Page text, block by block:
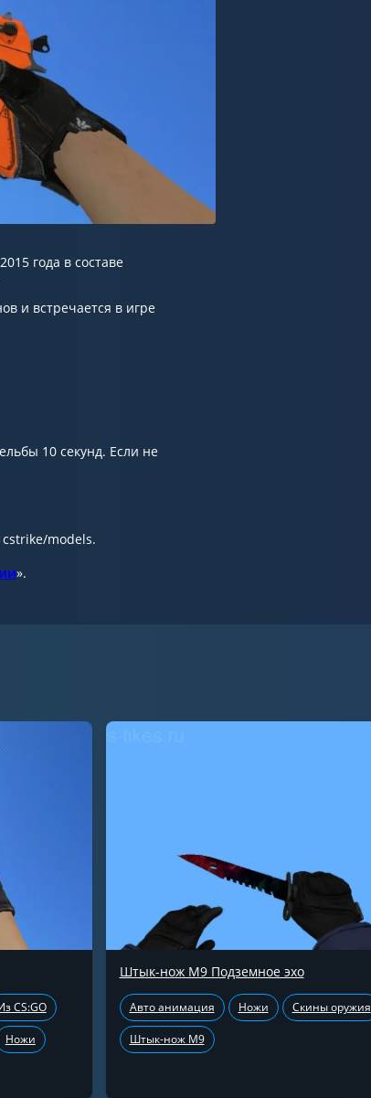
года в составе
и встречается в игре
10 секунд. Если не
models.
».
CS:GO
Ножи
Штык-нож М9 Подземное эхо
Авто анимация Ножи Скины оружия
Штык-нож М9